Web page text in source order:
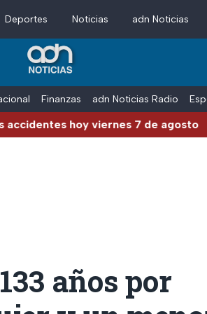
Deportes Noticias adn Noticias
Finanzas adn Noticias Radio
hoy viernes 7 de agosto
años por